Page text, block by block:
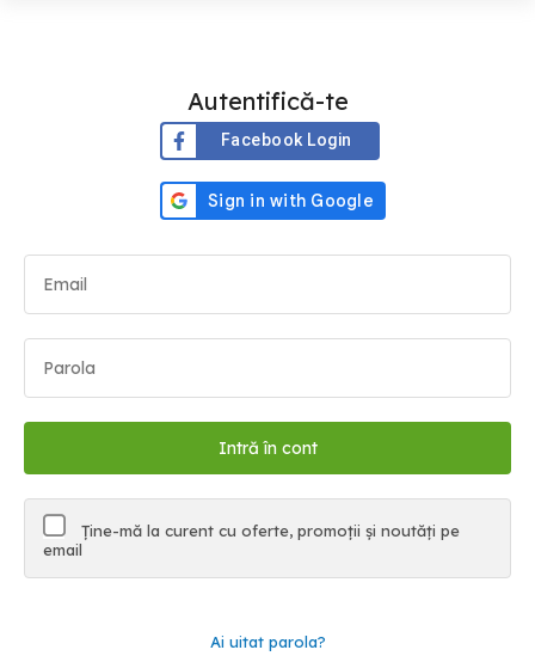
Autentifică-te
Facebook Login
Ține-mă la curent cu oferte, promoții și noutăți pe
email
Ai uitat parola?